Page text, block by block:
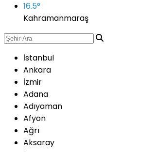
16.5°
Kahramanmaraş
İstanbul
Ankara
İzmir
Adana
Adıyaman
Afyon
Ağrı
Aksaray